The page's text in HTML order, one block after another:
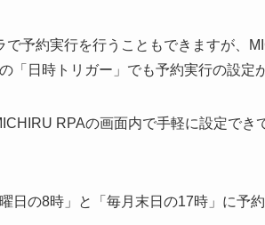
予約実行を行うこともできますが、
「日時トリガー」でも予約実行の設定
RPAの画面内で手軽に設定で
日の8時」と「毎月末日の17時」に予